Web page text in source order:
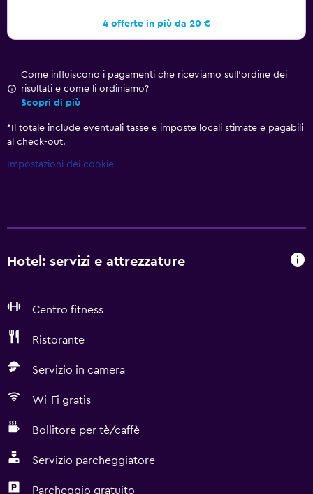
4 offerte in più da 20 €
Come influiscono i pagamenti che riceviamo sull'ordine dei
risultati e come li ordiniamo?
Scopri di più
* Il totale include eventuali tasse e imposte locali stimate e pagabili
al check-out.
Impostazioni dei cookie
Hotel: servizi e attrezzature
Centro fitness
Ristorante
Servizio in camera
Wi-Fi gratis
Bollitore per tè/caffè
Servizio parcheggiatore
Parcheggio gratuito